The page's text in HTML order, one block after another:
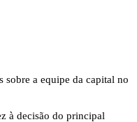
a equipe da capital no
à decisão do principal